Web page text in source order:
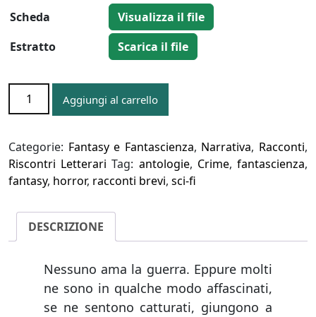
Scheda
Visualizza il file
Estratto
Scarica il file
INVISIBILI
GUERRE
Aggiungi al carrello
Categorie: Fantasy e Fantascienza, Narrativa, Racconti,
Riscontri Letterari Tag: antologie, Crime,fantascienza,
fantasy, horror, racconti brevi, sci-fi
DESCRIZIONE
Nessuno ama la guerra. Eppure molti
ne sono in qualche modo affascinati,
se ne sentono catturati, giungono a